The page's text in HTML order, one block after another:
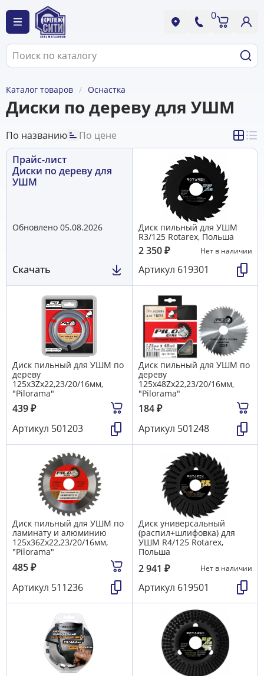
0
Каталог товаров Оснастка
Диски по дереву для УШМ
По названию
По цене
Прайс-лист
Диски по дереву для
УШМ
Обновлено 05.08.2026
Скачать
Диск пильный для УШМ
R3/125 Rotarex, Польша
2 350₽ Нет в наличии
Артикул 619301
Диск пильный для УШМ по
дереву
125х3Zх22,23/20/16мм,
"Pilorama"
439₽
Артикул 501203
Диск пильный для УШМ по
дереву
125х48Zх22,23/20/16мм,
"Pilorama"
184₽
Артикул 501248
Диск пильный для УШМ по
ламинату и алюминию
125х36Zх22,23/20/16мм,
"Pilorama"
485₽
Артикул 511236
Диск универсальный
(распил+шлифовка) для
УШМ R4/125 Rotarex,
Польша
2 941 ₽ Нет в наличии
Артикул 619501